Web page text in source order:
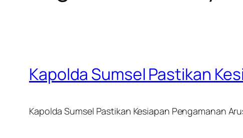
Kapolda Sumsel Pastikan
Kapolda Sumsel Pastikan Kesiapan Pengamanan